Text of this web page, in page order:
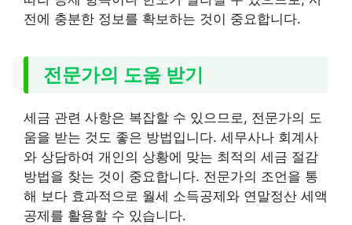
전에 충분한 정보를 확보하는 것이 중요합니다.
전문가의 도움 받기
세금 관련 사항은 복잡할 수 있으므로, 전문가의 도
움을 받는 것도 좋은 방법입니다. 세무사나 회계사
와 상담하여 개인의 상황에 맞는 최적의 세금 절감
방법을 찾는 것이 중요합니다. 전문가의 조언을 통
해 보다 효과적으로 월세 소득공제와 연말정산 세액
공제를 활용할 수 있습니다.